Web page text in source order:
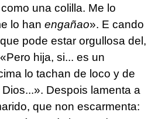
como una colilla. Me lo
lo han engañao». E cando
pode estar orgullosa del,
hija, si... es un
lo tachan de loco y de
Despois lamenta a
que non escarmenta: